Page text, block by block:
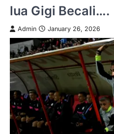
lua Gigi Becali….
Admin January 26, 2026